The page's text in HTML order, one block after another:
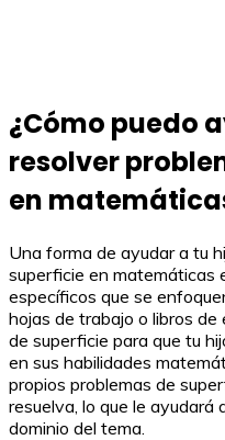
¿Cómo puedo
resolver
en
Una forma de ayudar a tu
superficie en matemáticas
específicos que se
hojas de trabajo o libros de
de superficie para que tu
en sus habilidades
propios problemas de
resuelva, lo que le ayudará
dominio del tema.